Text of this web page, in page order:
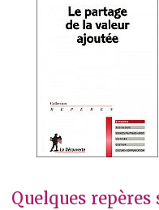
Quelques